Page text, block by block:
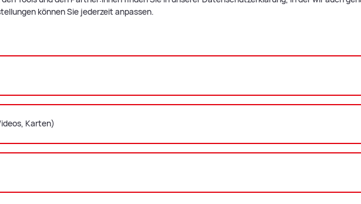
können Sie jederzeit anpassen.
Karten)